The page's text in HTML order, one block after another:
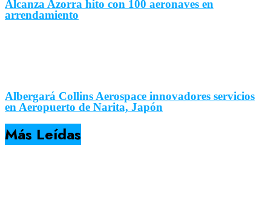
Alcanza Azorra hito con 100 aeronaves en
arrendamiento
Albergará Collins Aerospace innovadores servicios
en Aeropuerto de Narita, Japón
Más Leídas